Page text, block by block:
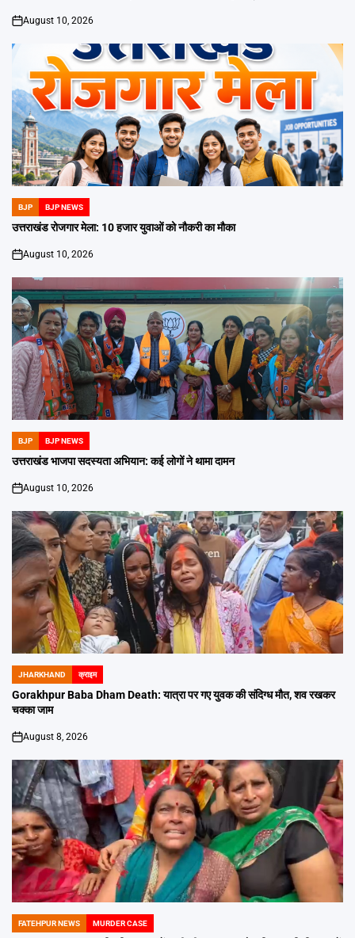
on
August 10, 2026
POSTED
IN
BJP BJP NEWS
उत्तराखंड रोजगार मेला: 10 हजार युवाओं को नौकरी का मौका
on
August 10, 2026
POSTED
IN
BJP BJP NEWS
उत्तराखंड भाजपा सदस्यता अभियान: कई लोगों ने थामा दामन
on
August 10, 2026
POSTED
IN
JHARKHAND क्राइम
Gorakhpur Baba Dham Death: यात्रा पर गए युवक की संदिग्ध मौत, शव रखकर
चक्का जाम
on
August 8, 2026
POSTED
FATEHPUR NEWS MURDER CASE